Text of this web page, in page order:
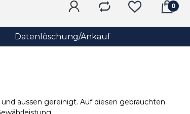
Datenlöschung/Ankauf
aussen gereinigt. Auf diesen gebrauchten